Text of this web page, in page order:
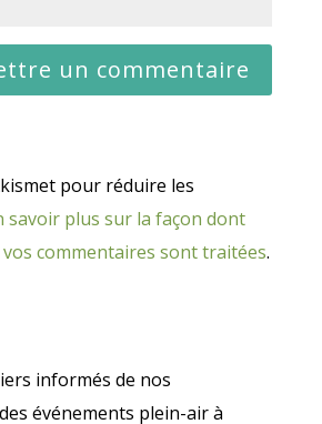
pour réduire les
savoir plus sur la façon dont
vos commentaires sont traitées.
informés de nos
événements plein-air à